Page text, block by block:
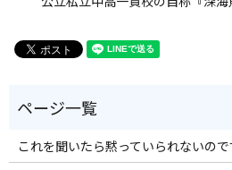
これを聞いたら黙っていられないので